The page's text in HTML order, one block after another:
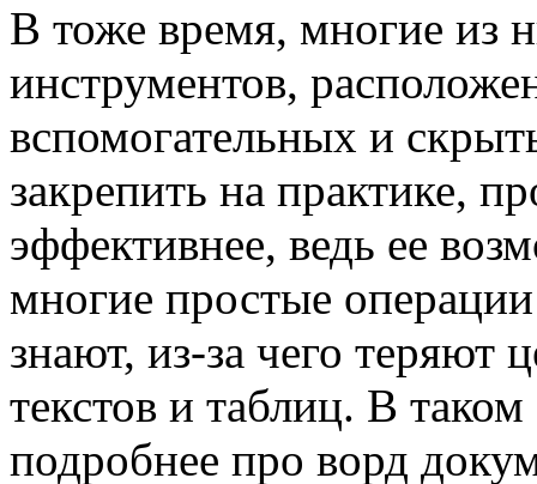
В тоже время, многие из
инструментов,
вспомогательных и
закрепить на практике,
эффективнее, ведь ее
многие простые
знают, из-за чего теряют
текстов и таблиц. В
подробнее про ворд